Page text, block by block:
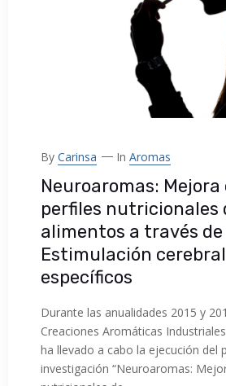
By Carinsa In Aromas
Neuroaromas: Mejora
perfiles nutricionales
alimentos a través
Estimulación
específicos
Durante las anualidades 2015 y
Creaciones Aromáticas Industriales
ha llevado a cabo la ejecución del
investigación “Neuroaromas: